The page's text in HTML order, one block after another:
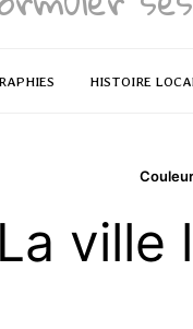
HISTOIRE
La ville